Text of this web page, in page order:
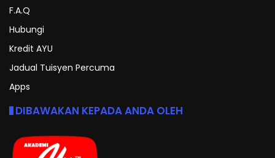
F.A.Q
Hubungi
Kredit AYU
Jadual Tuisyen Percuma
Apps
DIBAWAKAN KEPADA ANDA OLEH